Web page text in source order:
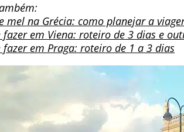
mel na Grécia: como planejar a
fazer em Viena: roteiro de 3 dias e
fazer em Praga: roteiro de 1 a 3 dias